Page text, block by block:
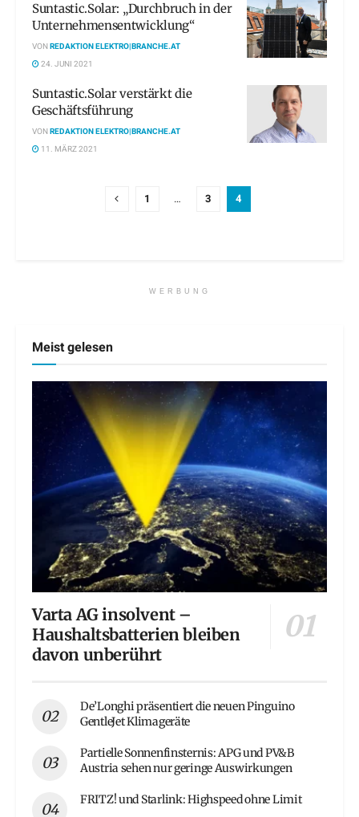
Suntastic.Solar: „Durchbruch in der
Unternehmensentwicklung“
VONREDAKTION ELEKTRO|BRANCHE.AT
24. JUNI 2021
Suntastic.Solar verstärkt die
Geschäftsführung
VONREDAKTION ELEKTRO|BRANCHE.AT
11. MÄRZ 2021
1 … 3 4
WERBUNG
Meist gelesen
Varta AG insolvent –
Haushaltsbatterien bleiben
davon unberührt
De’Longhi präsentiert die neuen Pinguino
GentleJet Klimageräte
Partielle Sonnenfinsternis: APG und PV&B
Austria sehen nur geringe Auswirkungen
FRITZ! und Starlink: Highspeed ohne Limit